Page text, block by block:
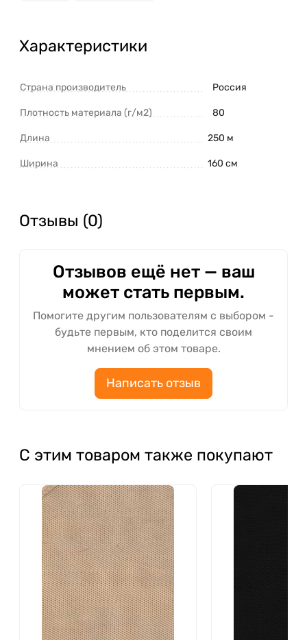
Характеристики
Страна производитель Россия
Плотность материала (г/м2) 80
Длина 250 м
Ширина 160 см
Отзывы (0)
Отзывов ещё нет — ваш
может стать первым.
Помогите другим пользователям с выбором -
будьте первым, кто поделится своим
мнением об этом товаре.
Написать отзыв
С этим товаром также покупают